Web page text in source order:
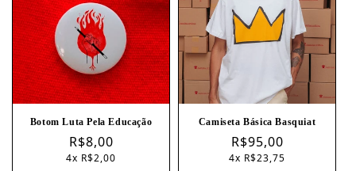
Botom Luta Pela Educação
Regular
price
R$8,00
4x R$2,00
Camiseta Básica Basquiat
Regular
price
R$95,00
4x R$23,75